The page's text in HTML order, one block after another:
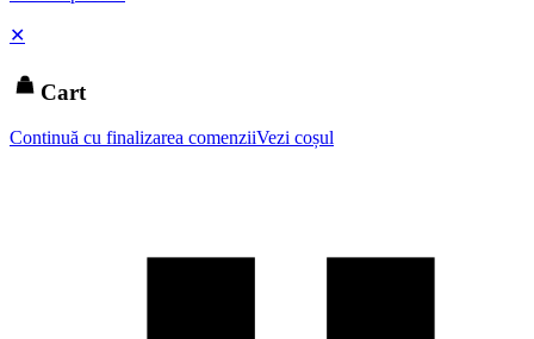
✕
Cart
Continuă cu finalizarea comenziiVezi coșul